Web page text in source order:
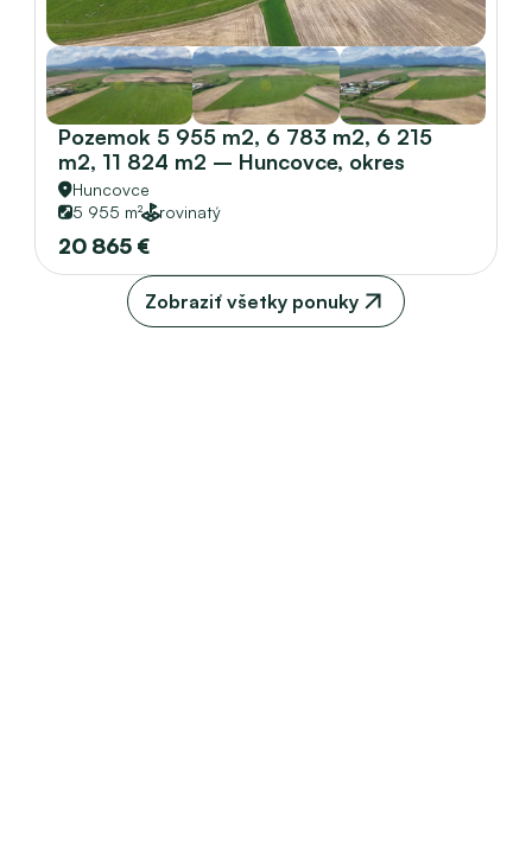
Pozemok 5 955 m2, 6 783 m2, 6 215
m2, 11 824 m2 – Huncovce, okres
Kežmarok
Huncovce
5 955 m²
rovinatý
20 865 €
Zobraziť všetky ponuky